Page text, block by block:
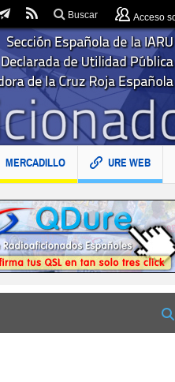
Buscar Acceso
MERCADILLO URE WEB